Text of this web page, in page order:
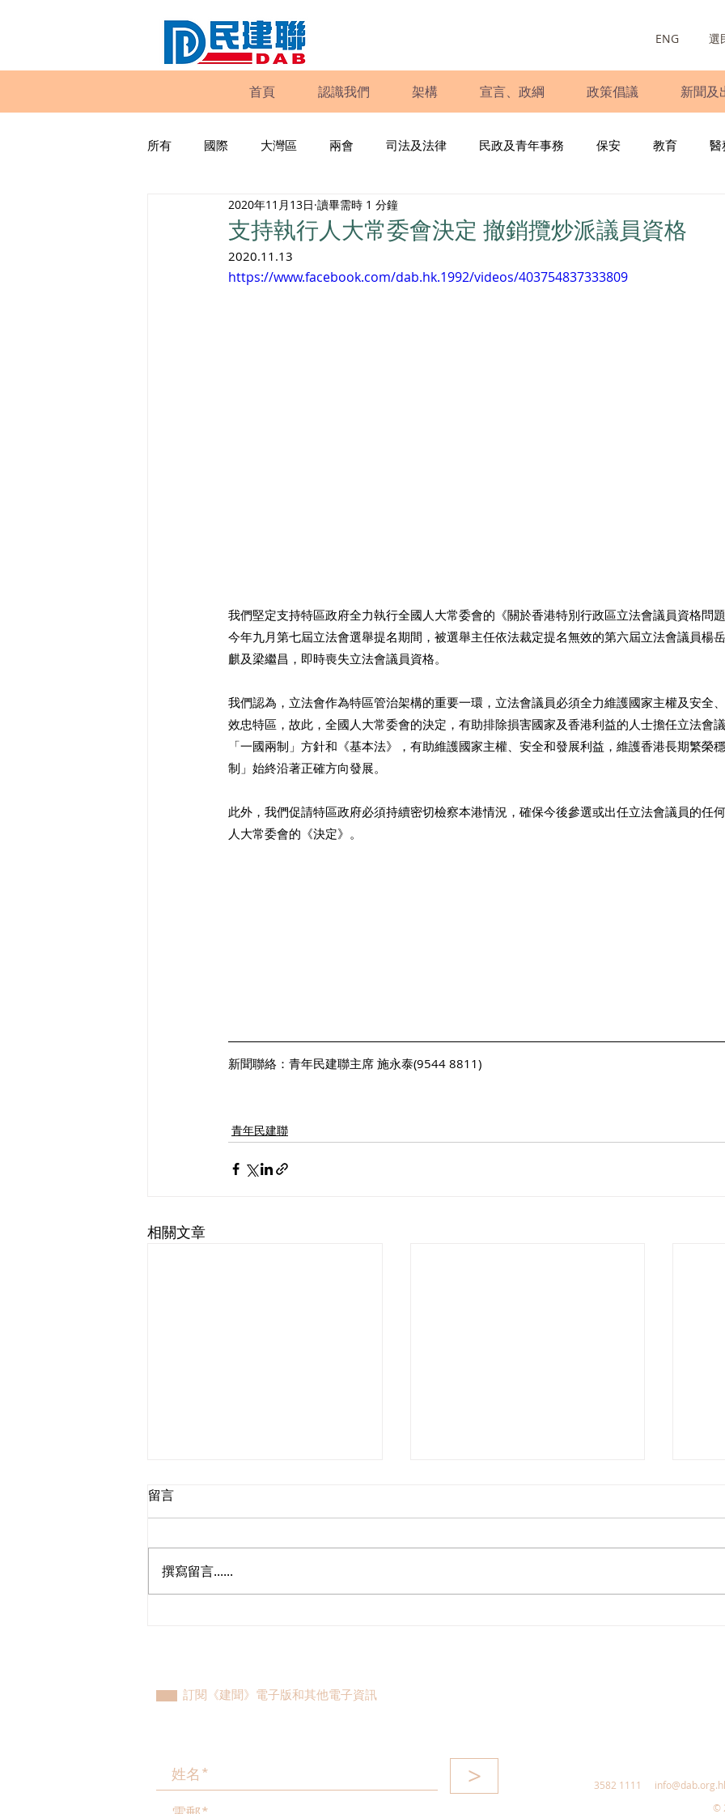
ENG 選
首頁 認識我們 架構 宣言、政綱 政策倡議 新聞及
所有 國際 大灣區 兩會 司法及法律 民政及青年事務 保安 教育 醫
工商專業 家庭
民建聯報告及建議書 調查 新冠肺炎 選舉 義工
支持執行人大常委會決定 撤銷攬炒派議員資格
2020年11月13日 讀畢需時 1 分鐘
2020.11.13
https://www.facebook.com/dab.hk.1992/videos/403754837333809
我們堅定支持特區政府全力執行全國人大常委會的《關於香港特別行政區立法會議員資格問
今年九月第七屆立法會選舉提名期間，被選舉主任依法裁定提名無效的第六屆立法會議員楊
麒及梁繼昌，即時喪失立法會議員資格。
我們認為，立法會作為特區管治架構的重要一環，立法會議員必須全力維護國家主權及安全
效忠特區，故此，全國人大常委會的決定，有助排除損害國家及香港利益的人士擔任立法會
「一國兩制」方針和《基本法》，有助維護國家主權、安全和發展利益，維護香港長期繁榮
制」始終沿著正確方向發展。
此外，我們促請特區政府必須持續密切檢察本港情況，確保今後參選或出任立法會議員的任
人大常委會的《決定》。
新聞聯絡：青年民建聯主席 施永泰(9544 8811)
青年民建聯
相關文章
留言
撰寫留言......
訂閱《建聞》電子版和其他電子資訊
> 3582 1111
©